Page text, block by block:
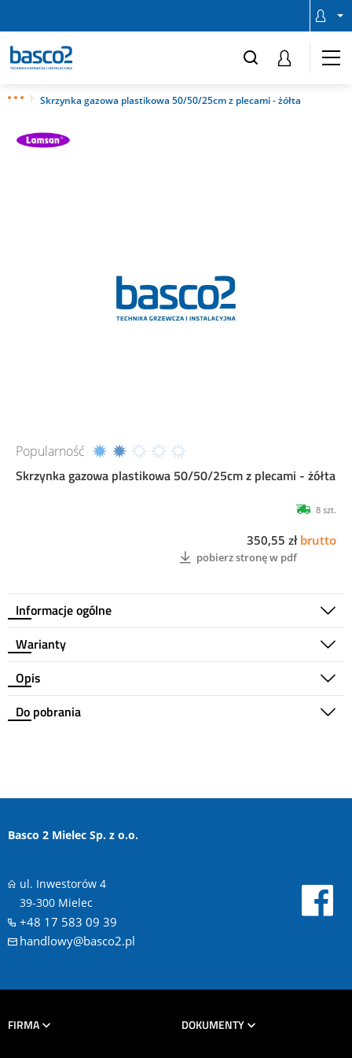
Skrzynka gazowa plastikowa 50/50/25cm z plecami - żółta
Popularność
Skrzynka gazowa plastikowa 50/50/25cm z plecami - żółta
Informacje ogólne
8 szt.
350,55 zł brutto
pobierz stronę w pdf
Warianty
Opis
Do pobrania
Basco 2 Mielec Sp. z o.o.
ul. Inwestorów 4
39-300 Mielec
+48 17 583 09 39
handlowy@basco2.pl
FIRMA DOKUMENTY